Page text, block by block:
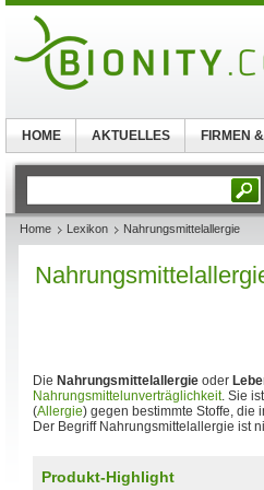
Home Lexikon Nahrungsmittelallergie
Die Nahrungsmittelallergie oder
Nahrungsmittelunverträglichkeit. Sie
(Allergie) gegen bestimmte Stoffe, die
Der Begriff Nahrungsmittelallergie ist
Produkt-Highlight
HOME AKTUELLES FIRMEN